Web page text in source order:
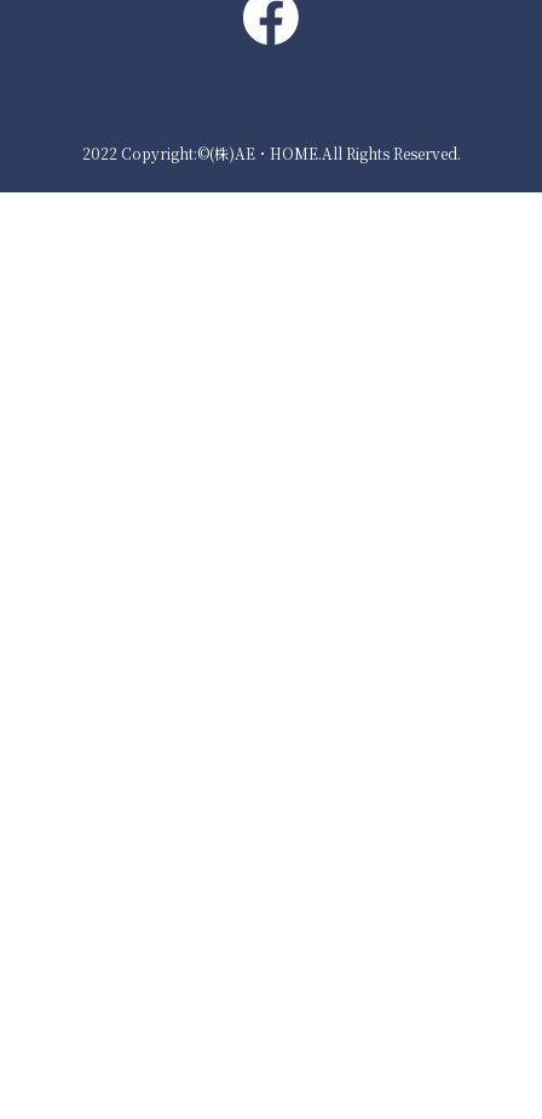
2022 Copyright:©(株)AE・HOME.All Rights Reserved.